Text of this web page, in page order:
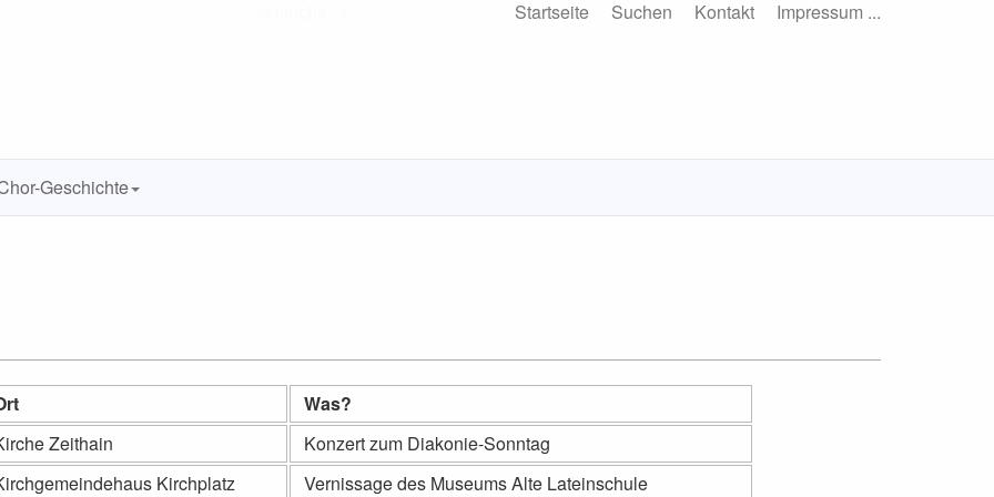
Startseite Suchen Kontakt Impressum ...
Geschichte
Was?
Zeithain
Konzert zum Diakonie-Sonntag
Kirchplatz
Vernissage des Museums Alte Lateinschule